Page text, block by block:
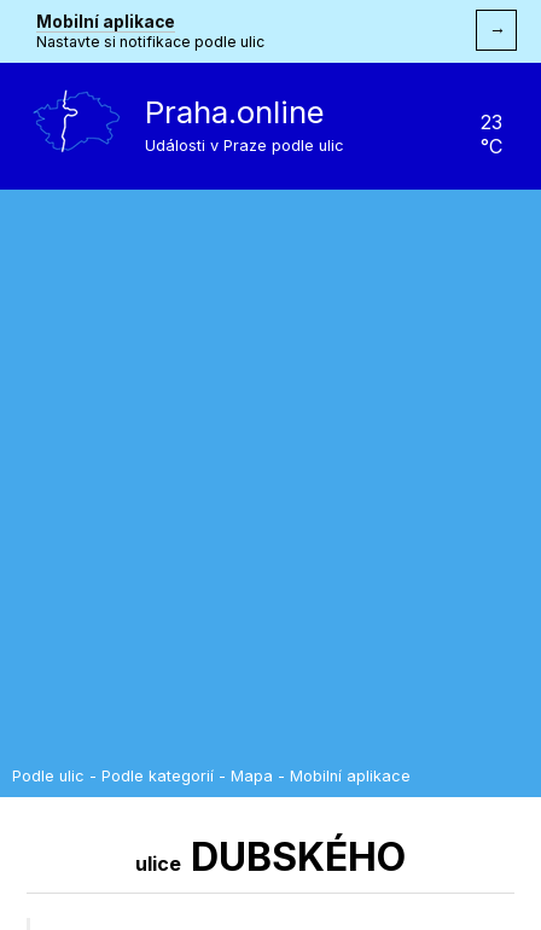
Mobilní aplikace
Nastavte si notifikace podle ulic
→
Praha.online
Události v Praze podle ulic
23
°C
Podle ulic - Podle kategorií - Mapa - Mobilní aplikace
ulice DUBSKÉHO